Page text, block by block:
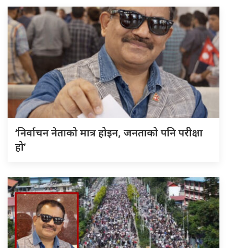
‘निर्वाचन नेताको मात्र होइन, जनताको पनि परीक्षा
हो’